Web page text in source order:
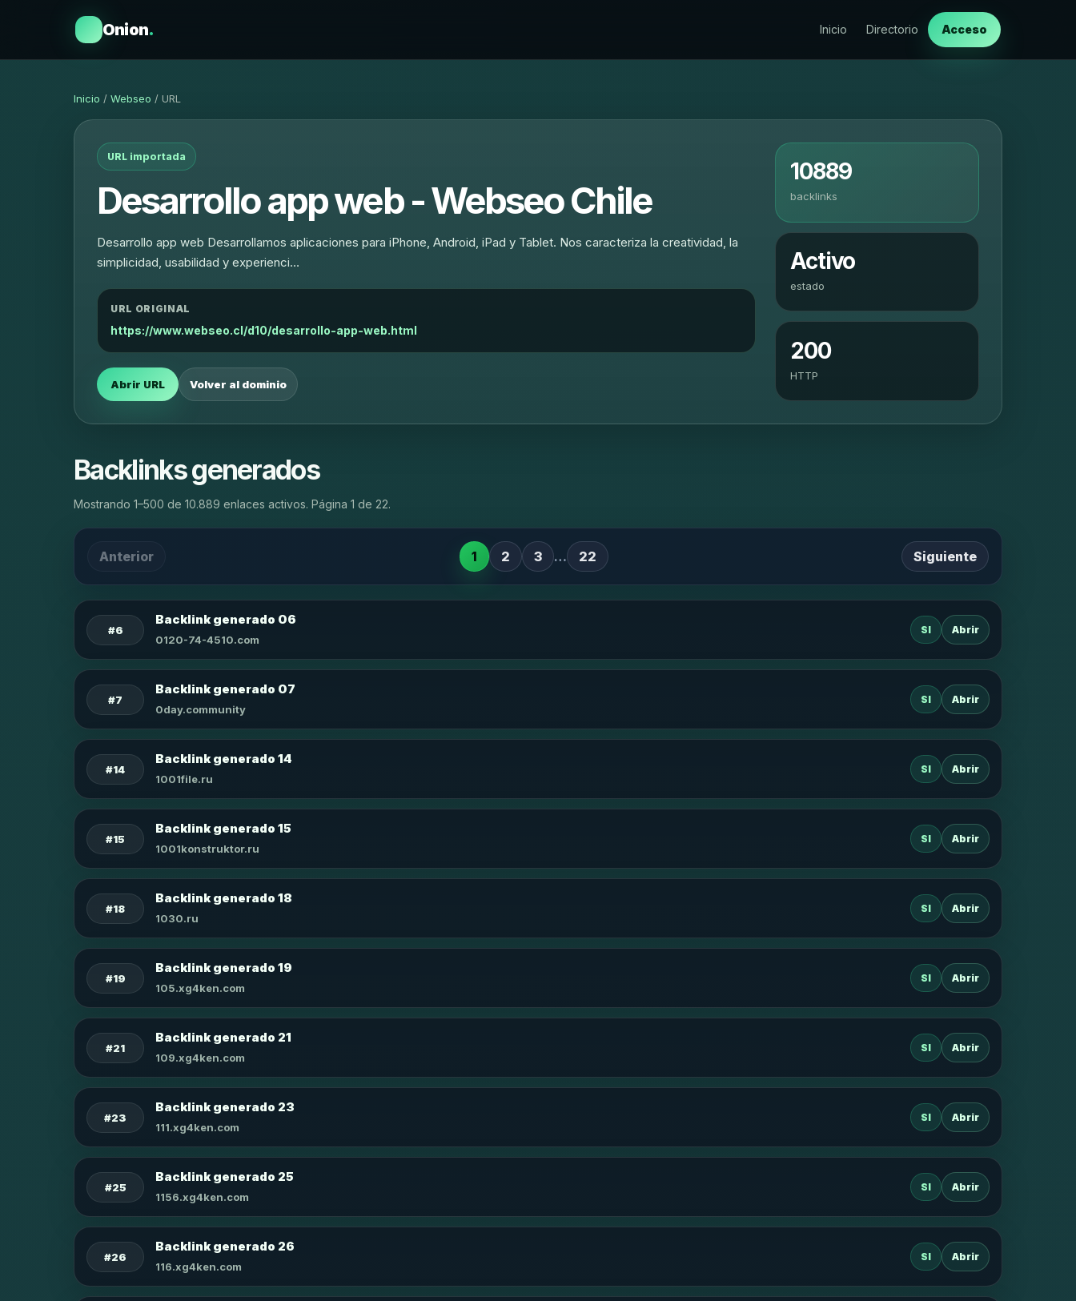
Onion. Inicio Directorio Acceso
Inicio / Webseo / URL
URL importada
Desarrollo app web - Webseo Chile
Desarrollo app web Desarrollamos aplicaciones para iPhone, Android, iPad y Tablet. Nos caracteriza la creatividad, la
simplicidad, usabilidad y experienci…
URL ORIGINAL
https://www.webseo.cl/d10/desarrollo-app-web.html
Abrir URL Volver al dominio
10889
backlinks
Activo
estado
200
HTTP
Backlinks generados
Mostrando 1–500 de 10.889 enlaces activos. Página 1 de 22.
Anterior 1 2 3 … 22 Siguiente
#6
Backlink generado 06
0120-74-4510.com
SI Abrir
#7
Backlink generado 07
0day.community
SI Abrir
#14
Backlink generado 14
1001file.ru
SI Abrir
#15
Backlink generado 15
1001konstruktor.ru
SI Abrir
#18
Backlink generado 18
1030.ru
SI Abrir
#19
Backlink generado 19
105.xg4ken.com
SI Abrir
#21
Backlink generado 21
109.xg4ken.com
SI Abrir
#23
Backlink generado 23
111.xg4ken.com
SI Abrir
#25
Backlink generado 25
1156.xg4ken.com
SI Abrir
#26
Backlink generado 26
116.xg4ken.com
SI Abrir